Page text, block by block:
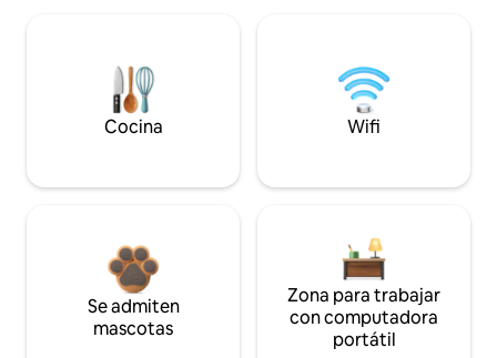
Cocina Wifi
Se admiten
mascotas
Zona para trabajar
con computadora
portátil